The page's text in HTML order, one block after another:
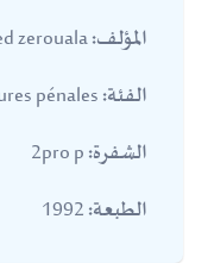
المؤلف:
الفئة:
الشفرة:
الطبعة: